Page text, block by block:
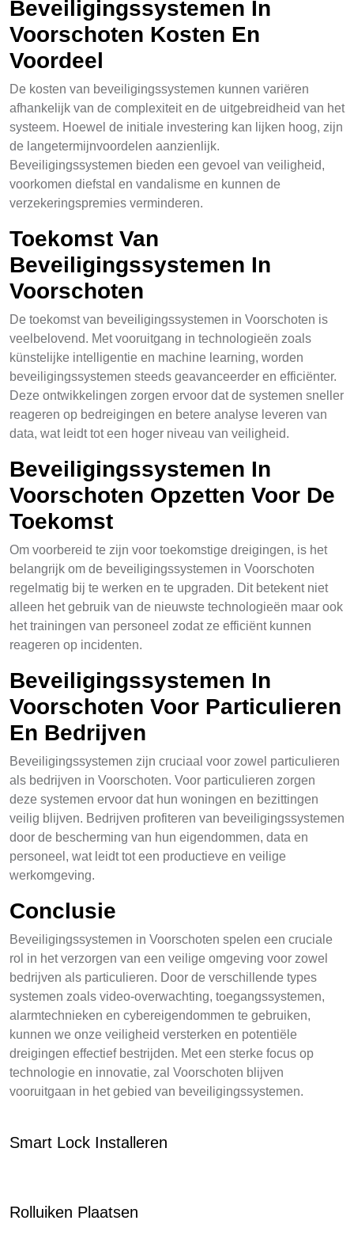
Beveiligingssystemen In
Voorschoten Kosten En
Voordeel
De kosten van beveiligingssystemen kunnen variëren
afhankelijk van de complexiteit en de uitgebreidheid van het
systeem. Hoewel de initiale investering kan lijken hoog, zijn
de langetermijnvoordelen aanzienlijk.
Beveiligingssystemen bieden een gevoel van veiligheid,
voorkomen diefstal en vandalisme en kunnen de
verzekeringspremies verminderen.
Toekomst Van
Beveiligingssystemen In
Voorschoten
De toekomst van beveiligingssystemen in Voorschoten is
veelbelovend. Met vooruitgang in technologieën zoals
künstelijke intelligentie en machine learning, worden
beveiligingssystemen steeds geavanceerder en efficiënter.
Deze ontwikkelingen zorgen ervoor dat de systemen sneller
reageren op bedreigingen en betere analyse leveren van
data, wat leidt tot een hoger niveau van veiligheid.
Beveiligingssystemen In
Voorschoten Opzetten Voor De
Toekomst
Om voorbereid te zijn voor toekomstige dreigingen, is het
belangrijk om de beveiligingssystemen in Voorschoten
regelmatig bij te werken en te upgraden. Dit betekent niet
alleen het gebruik van de nieuwste technologieën maar ook
het trainingen van personeel zodat ze efficiënt kunnen
reageren op incidenten.
Beveiligingssystemen In
Voorschoten Voor Particulieren
En Bedrijven
Beveiligingssystemen zijn cruciaal voor zowel particulieren
als bedrijven in Voorschoten. Voor particulieren zorgen
deze systemen ervoor dat hun woningen en bezittingen
veilig blijven. Bedrijven profiteren van beveiligingssystemen
door de bescherming van hun eigendommen, data en
personeel, wat leidt tot een productieve en veilige
werkomgeving.
Conclusie
Beveiligingssystemen in Voorschoten spelen een cruciale
rol in het verzorgen van een veilige omgeving voor zowel
bedrijven als particulieren. Door de verschillende types
systemen zoals video-overwachting, toegangssystemen,
alarmtechnieken en cybereigendommen te gebruiken,
kunnen we onze veiligheid versterken en potentiële
dreigingen effectief bestrijden. Met een sterke focus op
technologie en innovatie, zal Voorschoten blijven
vooruitgaan in het gebied van beveiligingssystemen.
Smart Lock Installeren
Rolluiken Plaatsen